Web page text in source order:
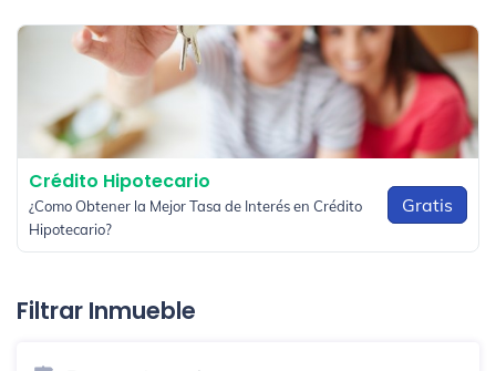
Crédito Hipotecario
¿Como Obtener la Mejor Tasa de Interés en Crédito
Hipotecario?
Gratis
Filtrar Inmueble